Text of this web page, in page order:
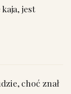
jest
choć znał